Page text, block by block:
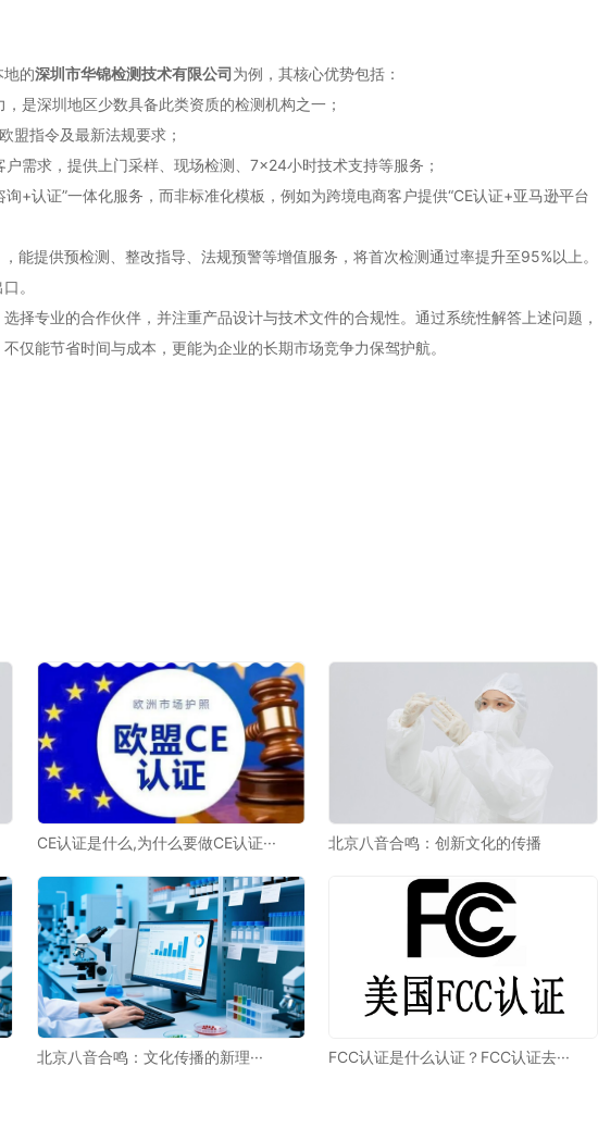
地的深圳市华锦检测技术有限公司为例，其核心优势包括：
是深圳地区少数具备此类资质的检测机构之一；
盟指令及最新法规要求；
需求，提供上门采样、现场检测、7×24小时技术支持等服务；
+认证”一体化服务，而非标准化模板，例如为跨境电商客户提供“CE认证+亚马逊平台
提供预检测、整改指导、法规预警等增值服务，将首次检测通过率提升至95%以上。
。
择专业的合作伙伴，并注重产品设计与技术文件的合规性。通过系统性解答上述问题，
仅能节省时间与成本，更能为企业的长期市场竞争力保驾护航。
CE认证是什么,为什么要做CE认证··· 北京八音合鸣：创新文化的传播
北京八音合鸣：文化传播的新理··· FCC认证是什么认证？FCC认证去···